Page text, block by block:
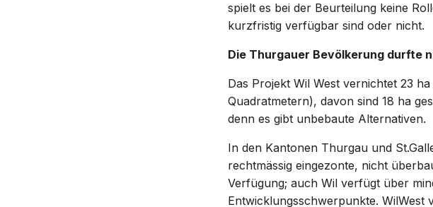
spielt es bei der Beurteilung keine
kurzfristig verfügbar sind oder nicht.
Die Thurgauer Bevölkerung durfte
Das Projekt Wil West vernichtet 23
Quadratmetern), davon sind 18 ha
denn es gibt unbebaute Alternativen.
In den Kantonen Thurgau und
rechtmässig eingezonte, nicht
Verfügung; auch Wil verfügt über
Entwicklungsschwerpunkte.